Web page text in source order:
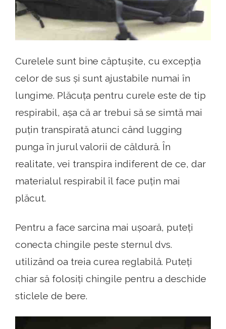
Curelele sunt bine căptușite, cu excepția
celor de sus și sunt ajustabile numai în
lungime. Plăcuța pentru curele este de tip
respirabil, așa că ar trebui să se simtă mai
puțin transpirată atunci când lugging
punga în jurul valorii de căldură. În
realitate, vei transpira indiferent de ce, dar
materialul respirabil îl face puțin mai
plăcut.
Pentru a face sarcina mai ușoară, puteți
conecta chingile peste sternul dvs.
utilizând oa treia curea reglabilă. Puteți
chiar să folosiți chingile pentru a deschide
sticlele de bere.